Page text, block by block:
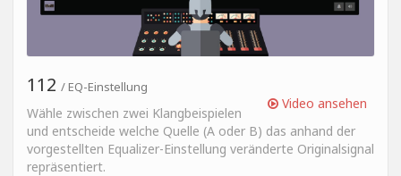
Video ansehen
112 / EQ-Einstellung
Wähle zwischen zwei Klangbeispielen
und entscheide welche Quelle (A oder B) das anhand der
vorgestellten Equalizer-Einstellung veränderte Originalsignal
repräsentiert.